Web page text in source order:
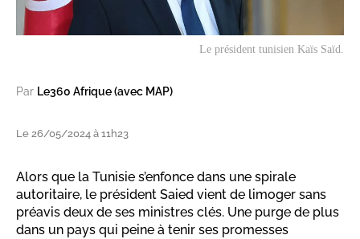
Le président tunisien Kaïs Saïd.
Par Le360 Afrique (avec MAP)
Le 26/05/2024 à 11h23
Alors que la Tunisie s’enfonce dans une spirale
autoritaire, le président Saied vient de limoger sans
préavis deux de ses ministres clés. Une purge de plus
dans un pays qui peine à tenir ses promesses